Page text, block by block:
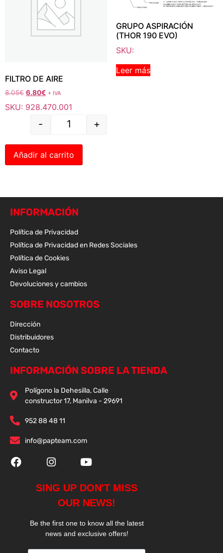
FILTRO DE AIRE
8.05€ 6.80€ + IVA
SKU: 928.470.001
- +
Añadir al carrito
GRUPO ASPIRACIÓN
(THOR 190 EVO)
SKU:
Leer más
INFORMACIÓN
Política de Privacidad
Política de Privacidad en Redes Sociales
Política de Cookies
Aviso Legal
Devoluciones y cambios
SOBRE NOSOTROS
Dirección
Distribuidores
Contacto
INFORMACIÓN SOBRE LA TIENDA
Polígono la Dehesilla, Calle
constructor 17, Manilva - 29691
952 88 48 11
info@papteam.com